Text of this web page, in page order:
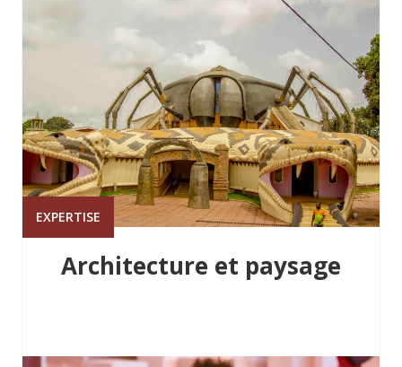
EXPERTISE
Architecture et paysage